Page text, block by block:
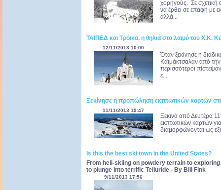
χορηγούς. Σε σχετική
να έρθει σε επαφή με
αλλά...
ΤΑΙΠΕΔ και Τρόικα, η θηλιά στο λαιμό του Χ.Κ.
12/11/2013 10:00
Όταν ξεκίνησε η
Καϊμάκτσαλαν από
περισσότεροι
ε...
Ξεκίνησε η προπώληση εκπτωτικών καρτών
11/11/2013 19:47
Ξεκινά από Δευτέρα
εκπτωτικών καρτών
διαμορφώνονται ως
Is this the best ski town in the United States?
From heli-skiing on powdery terrain to
to plunge into terrific Telluride - By Bill Fink
9/11/2013 17:56